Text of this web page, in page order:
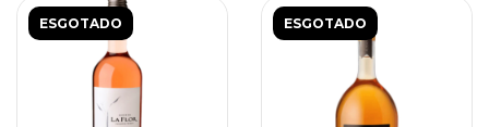
ESGOTADO ESGOTADO